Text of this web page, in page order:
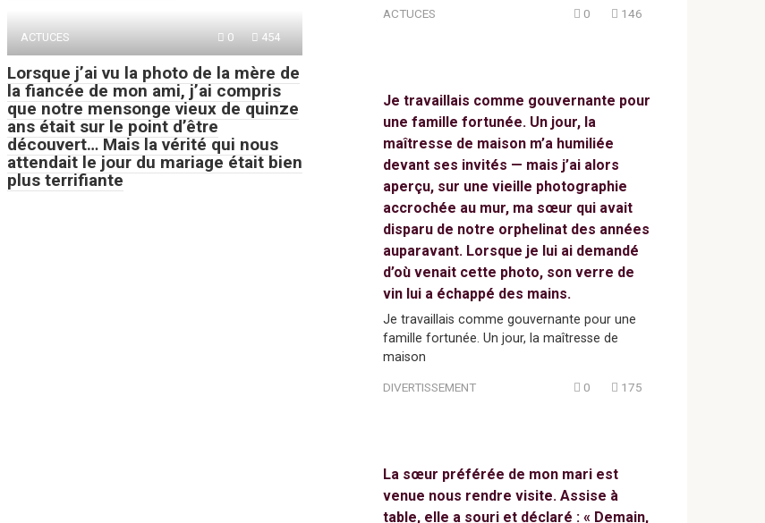
ACTUCES 0 454
Lorsque j’ai vu la photo de la mère de
la fiancée de mon ami, j’ai compris
que notre mensonge vieux de quinze
ans était sur le point d’être
découvert… Mais la vérité qui nous
attendait le jour du mariage était bien
plus terrifiante
ACTUCES 0 146
Je travaillais comme gouvernante pour
une famille fortunée. Un jour, la
maîtresse de maison m’a humiliée
devant ses invités — mais j’ai alors
aperçu, sur une vieille photographie
accrochée au mur, ma sœur qui avait
disparu de notre orphelinat des années
auparavant. Lorsque je lui ai demandé
d’où venait cette photo, son verre de
vin lui a échappé des mains.
Je travaillais comme gouvernante pour une
famille fortunée. Un jour, la maîtresse de
maison
DIVERTISSEMENT 0 175
La sœur préférée de mon mari est
venue nous rendre visite. Assise à
table, elle a souri et déclaré : « Demain,